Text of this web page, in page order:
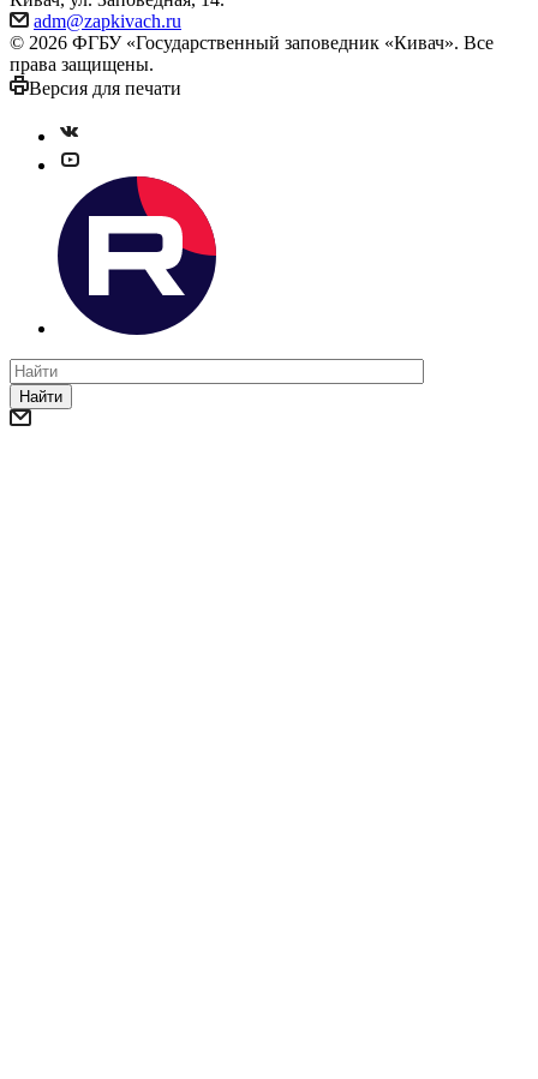
adm@zapkivach.ru
© 2026 ФГБУ «Государственный заповедник «Кивач». Все
права защищены.
Версия для печати
Найти